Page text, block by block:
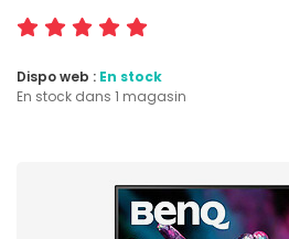
Dispo web : En stock
En stock dans 1 magasin